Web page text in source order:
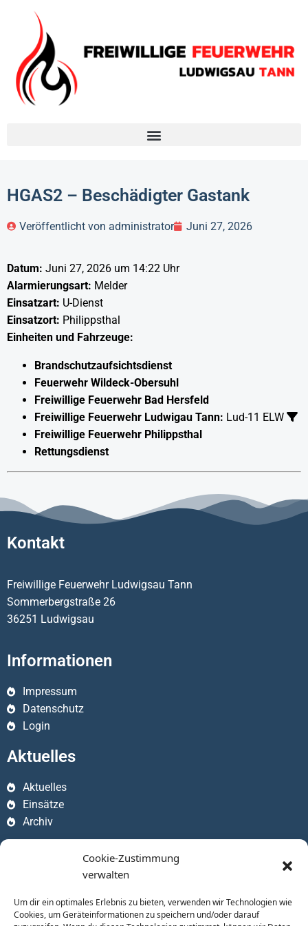
Cookie-Zustimmung
verwalten
Um dir ein optimales Erlebnis zu bieten, verwenden wir Technologien wie
Cookies, um Geräteinformationen zu speichern und/oder darauf
HGAS2 – Beschädigter Gastank
Veröffentlicht von administrator Juni 27, 2026
Datum: Juni 27, 2026 um 14:22 Uhr
Alarmierungsart: Melder
Einsatzart: U-Dienst
Einsatzort: Philippsthal
Einheiten und Fahrzeuge:
Brandschutzaufsichtsdienst
Feuerwehr Wildeck-Obersuhl
Freiwillige Feuerwehr Bad Hersfeld
Freiwillige Feuerwehr Ludwigau Tann: Lud-11 ELW
Freiwillige Feuerwehr Philippsthal
Rettungsdienst
Kontakt
Freiwillige Feuerwehr Ludwigsau Tann
Sommerbergstraße 26
36251 Ludwigsau
Informationen
Impressum
Datenschutz
Login
Aktuelles
Aktuelles
Einsätze
Archiv